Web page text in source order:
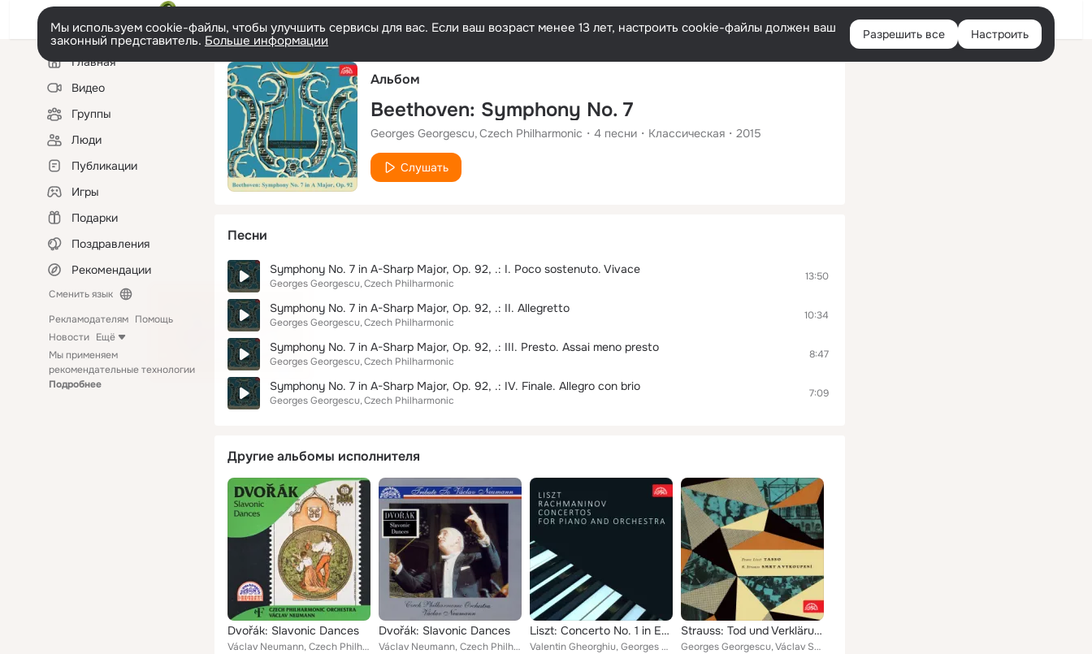
Русский Войти
Мы используем cookie-файлы, чтобы улучшить сервисы для вас. Если ваш возраст менее 13 лет, настроить cookie-файлы должен ваш
законный представитель. Больше информации Разрешить все Настроить
Левая
колонкаГлавная
Видео
Группы
Люди
Публикации
Игры
Подарки
Поздравления
Рекомендации
Сменить язык
Рекламодателям Помощь
Новости Ещё
Мы применяем
рекомендательные технологии
Подробнее
Альбом
Beethoven: Symphony No. 7
Georges Georgescu Czech Philharmonic 4 песни Классическая 2015
Слушать
Песни
Symphony No. 7 in A-Sharp Major, Op. 92, .: I. Poco sostenuto. Vivace
Georges Georgescu Czech Philharmonic
13:50
Symphony No. 7 in A-Sharp Major, Op. 92, .: II. Allegretto
Georges Georgescu Czech Philharmonic
10:34
Symphony No. 7 in A-Sharp Major, Op. 92, .: III. Presto. Assai meno presto
Georges Georgescu Czech Philharmonic
8:47
Symphony No. 7 in A-Sharp Major, Op. 92, .: IV. Finale. Allegro con brio
Georges Georgescu Czech Philharmonic
7:09
Другие альбомы исполнителя
Dvořák: Slavonic Dances
Václav Neumann, Czech Philharmonic
Dvořák: Slavonic Dances
Václav Neumann, Czech Philharmonic
Liszt: Concerto No. 1 in E-Flat Major - Rachmaninov: Rhapsody in A Minor
Valentin Gheorghiu, Georges Georgescu, Czech Philharmonic
Strauss: Tod und Verklärung - Liszt: Tasso
Georges Georgescu, Václav Smetáček, Czech Philharmonic, Prague Symphony Orchestra